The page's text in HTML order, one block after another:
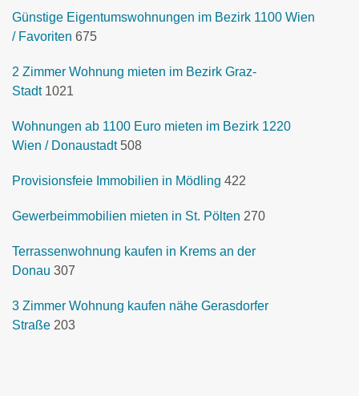
Günstige Eigentumswohnungen im Bezirk 1100 Wien
/ Favoriten 675
2 Zimmer Wohnung mieten im Bezirk Graz-
Stadt 1021
Wohnungen ab 1100 Euro mieten im Bezirk 1220
Wien / Donaustadt 508
Provisionsfeie Immobilien in Mödling 422
Gewerbeimmobilien mieten in St. Pölten 270
Terrassenwohnung kaufen in Krems an der
Donau 307
3 Zimmer Wohnung kaufen nähe Gerasdorfer
Straße 203